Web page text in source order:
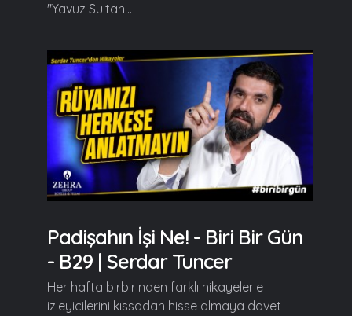
"Yavuz Sultan...
Padişahın İşi Ne! - Biri Bir Gün
- B29 | Serdar Tuncer
Her hafta birbirinden farklı hikayelerle
izleyicilerini kıssadan hisse almaya davet